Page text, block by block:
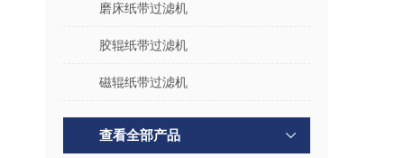
磨床纸带过滤机
胶辊纸带过滤机
磁辊纸带过滤机
查看全部产品